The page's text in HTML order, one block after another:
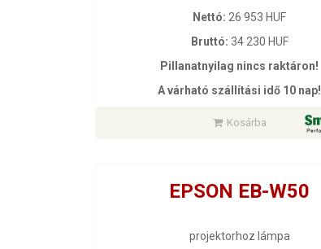
Nettó: 26 953 HUF
Bruttó: 34 230 HUF
Pillanatnyilag nincs raktáron!
A várható szállítási idő 10 nap!
Kosárba
EPSON EB-W50
projektorhoz lámpa